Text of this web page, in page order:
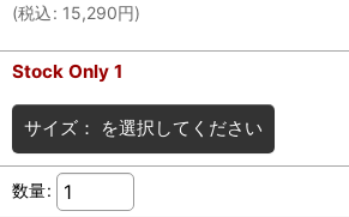
(税込: 15,290円)
Stock Only 1
サイズ： を選択してください
数量: